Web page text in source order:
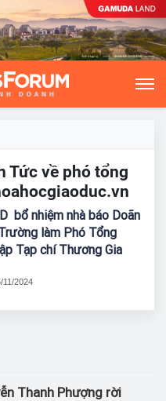
Tức về phó tổng
bổ nhiệm nhà báo Doãn
làm Phó Tổng
Tạp chí Thương Gia
11/2024
Thanh Phượng rời